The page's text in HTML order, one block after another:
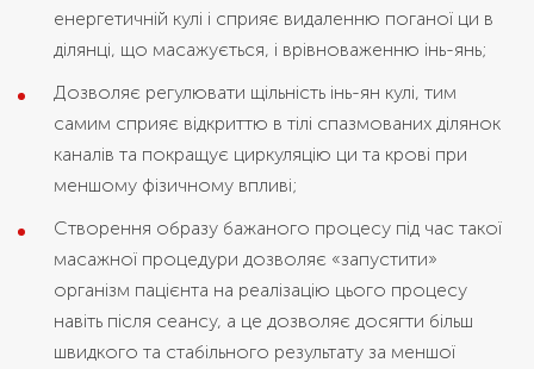
енергетичній кулі і сприяє видаленню поганої ци в
ділянці, що масажується, і врівноваженню інь-янь;
Дозволяє регулювати щільність інь-ян кулі, тим
самим сприяє відкриттю в тілі спазмованих ділянок
каналів та покращує циркуляцію ци та крові при
меншому фізичному впливі;
Створення образу бажаного процесу під час такої
масажної процедури дозволяє «запустити»
організм пацієнта на реалізацію цього процесу
навіть після сеансу, а це дозволяє досягти більш
швидкого та стабільного результату за меншої